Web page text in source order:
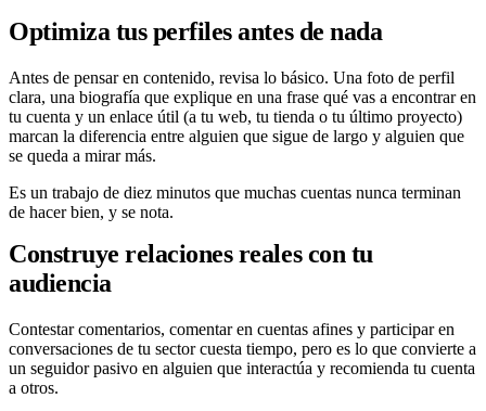
Optimiza tus perfiles antes de nada
Antes de pensar en contenido, revisa lo básico. Una foto de perfil
clara, una biografía que explique en una frase qué vas a encontrar en
tu cuenta y un enlace útil (a tu web, tu tienda o tu último proyecto)
marcan la diferencia entre alguien que sigue de largo y alguien que
se queda a mirar más.
Es un trabajo de diez minutos que muchas cuentas nunca terminan
de hacer bien, y se nota.
Construye relaciones reales con tu
audiencia
Contestar comentarios, comentar en cuentas afines y participar en
conversaciones de tu sector cuesta tiempo, pero es lo que convierte a
un seguidor pasivo en alguien que interactúa y recomienda tu cuenta
a otros.